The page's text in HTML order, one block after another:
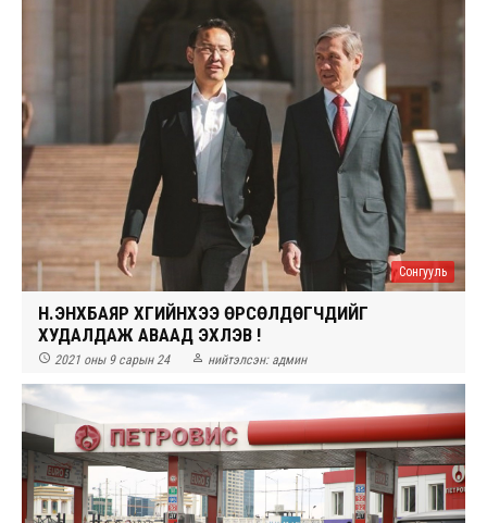
Сонгууль
Н.ЭНХБАЯР ХҮҮГИЙНХЭЭ ӨРСӨЛДӨГЧДИЙГ
ХУДАЛДАЖ АВААД ЭХЛЭВ ҮҮ!
 2021 оны 9 сарын 24  нийтэлсэн: админ